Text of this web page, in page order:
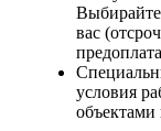
вас
условия
объектами